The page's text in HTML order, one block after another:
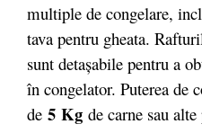
multiple de congelare,
tava pentru gheata.
sunt detașabile pentru a
în congelator. Puterea de
de 5 Kg de carne sau